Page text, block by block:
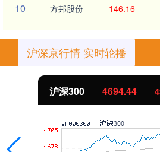
10 方邦股份 146.16
沪深京行情 实时轮播
沪深300 4694.44